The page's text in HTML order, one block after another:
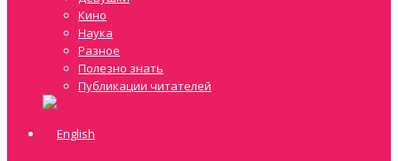
Кино
Наука
Разное
Полезно знать
Публикации читателей